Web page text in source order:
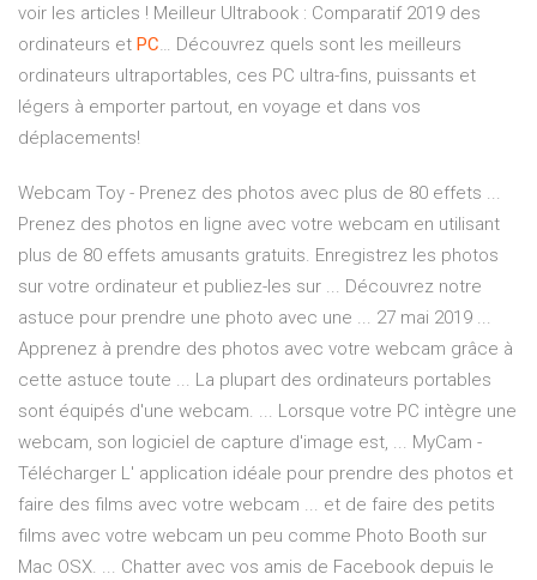
voir les articles ! Meilleur Ultrabook : Comparatif 2019 des
ordinateurs et PC… Découvrez quels sont les meilleurs
ordinateurs ultraportables, ces PC ultra-fins, puissants et
légers à emporter partout, en voyage et dans vos
déplacements!
Webcam Toy - Prenez des photos avec plus de 80 effets ...
Prenez des photos en ligne avec votre webcam en utilisant
plus de 80 effets amusants gratuits. Enregistrez les photos
sur votre ordinateur et publiez-les sur ... Découvrez notre
astuce pour prendre une photo avec une ... 27 mai 2019 ...
Apprenez à prendre des photos avec votre webcam grâce à
cette astuce toute ... La plupart des ordinateurs portables
sont équipés d'une webcam. ... Lorsque votre PC intègre une
webcam, son logiciel de capture d'image est, ... MyCam -
Télécharger L' application idéale pour prendre des photos et
faire des films avec votre webcam ... et de faire des petits
films avec votre webcam un peu comme Photo Booth sur
Mac OSX. ... Chatter avec vos amis de Facebook depuis le